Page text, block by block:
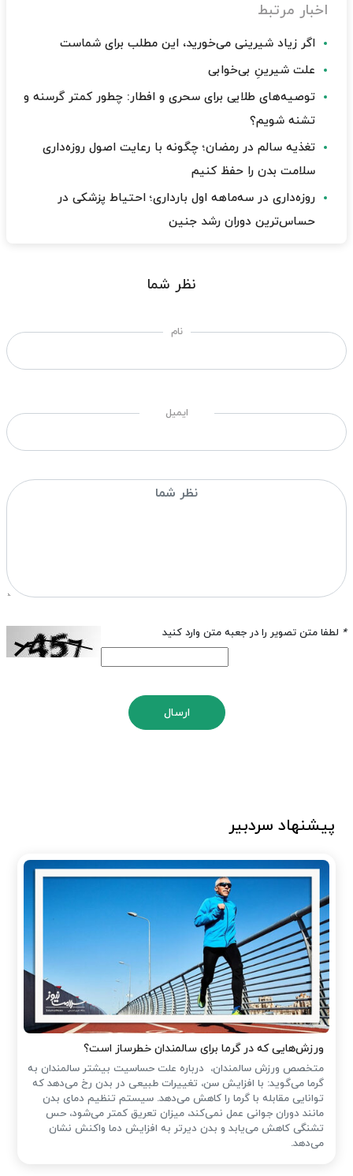
اخبار مرتبط
اگر زیاد شیرینی می‌خورید، این مطلب برای شماست
علت شیرینِ بی‌خوابی
توصیه‌های طلایی برای سحری و افطار: چطور کمتر گرسنه و
تشنه شویم؟
تغذیه سالم در رمضان؛ چگونه با رعایت اصول روزه‌داری
سلامت بدن را حفظ کنیم
روزه‌داری در سه‌ماهه اول بارداری؛ احتیاط پزشکی در
حساس‌ترین دوران رشد جنین
نظر شما
نام
ایمیل
* لطفا متن تصویر را در جعبه متن وارد کنید
ارسال
پیشنهاد سردبیر
ورزش‌هایی که در گرما برای سالمندان خطرساز است؟
متخصص ورزش سالمندان، درباره علت حساسیت بیشتر سالمندان به
گرما می‌گوید: با افزایش سن، تغییرات طبیعی در بدن رخ می‌دهد که
توانایی مقابله با گرما را کاهش می‌دهد. سیستم تنظیم دمای بدن
مانند دوران جوانی عمل نمی‌کند، میزان تعریق کمتر می‌شود، حس
تشنگی کاهش می‌یابد و بدن دیرتر به افزایش دما واکنش نشان
می‌دهد.